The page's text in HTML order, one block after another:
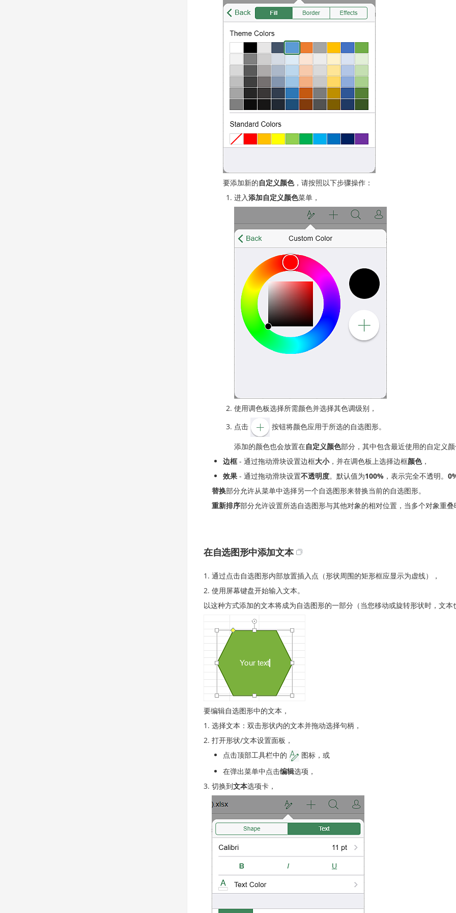
要添加新的自定义颜色，请按照以下步骤操作：
进入添加自定义颜色菜单，
使用调色板选择所需颜色并选择其色调级别，
点击
按钮将颜色应用于所选的自选图形。
添加的颜色也会放置在自定义颜色部分，其中包含最近使用的自定义
边框- 通过拖动滑块设置边框大小，并在调色板上选择边框颜色，
效果 - 通过拖动滑块设置不透明度。默认值为100% ，表示完全不透明。
替换部分允许从菜单中选择另一个自选图形来替换当前的自选图形。
重新排序部分允许设置所选自选图形与其他对象的相对位置，当多个对象重
在自选图形中添加文本
通过点击自选图形内部放置插入点（形状周围的矩形框应显示为虚线），
使用屏幕键盘开始输入文本。
以这种方式添加的文本将成为自选图形的一部分（当您移动或旋转形状时，文
要编辑自选图形中的文本，
选择文本：双击形状内的文本并拖动选择句柄，
打开形状/文本设置面板，
点击顶部工具栏中的
图标，或
在弹出菜单中点击编辑选项，
切换到文本选项卡，